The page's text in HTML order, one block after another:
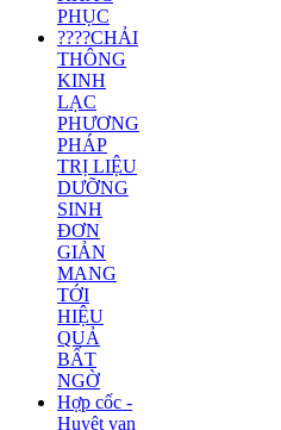
PHỤC
????CHẢI
THÔNG
KINH
LẠC
PHƯƠNG
PHÁP
TRỊ LIỆU
DƯỠNG
SINH
ĐƠN
GIẢN
MANG
TỚI
HIỆU
QUẢ
BẤT
NGỜ
Hợp cốc -
Huyệt vạn